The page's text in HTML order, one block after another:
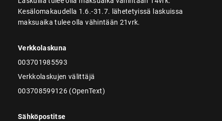
Kesälomakaudella 1.6.-31.7. lähetetyissä laskuissa
maksuaika tulee olla vähintään 21vrk.
Verkkolaskuna
003701985593
Verkkolaskujen välittäjä
003708599126 (OpenText)
Sähköpostitse